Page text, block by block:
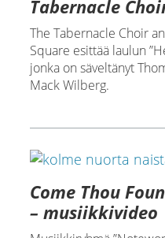
Tabernacle
The Tabernacle Choir
Square esittää laulun
jonka on säveltänyt
Mack Wilberg.
Come Thou
– musiikkivideo